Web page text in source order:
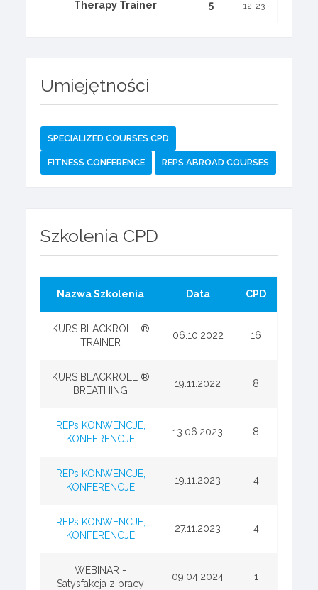
Therapy Trainer 5 12-23
Umiejętności
SPECIALIZED COURSES CPD
FITNESS CONFERENCE REPS ABROAD COURSES
Szkolenia CPD
Nazwa Szkolenia Data CPD
KURS BLACKROLL ®
TRAINER
06.10.2022 16
KURS BLACKROLL ®
BREATHING
19.11.2022 8
REPs KONWENCJE,
KONFERENCJE
13.06.2023 8
REPs KONWENCJE,
KONFERENCJE
19.11.2023 4
REPs KONWENCJE,
KONFERENCJE
27.11.2023 4
WEBINAR -
Satysfakcja z pracy
09.04.2024 1